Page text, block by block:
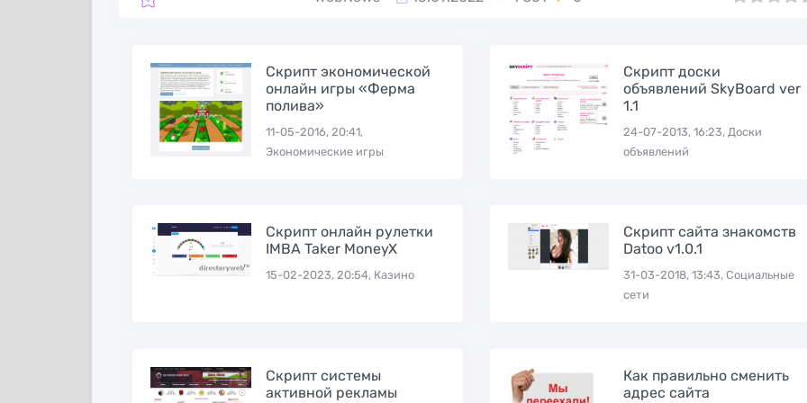
Cкрипт экономической
онлайн игры «Ферма
полива»
11-05-2016, 20:41,
Экономические игры
Скрипт доски
объявлений SkyBoard ver
1.1
24-07-2013, 16:23, Доски
объявлений
Скрипт онлайн рулетки
IMBA Taker MoneyX
15-02-2023, 20:54, Казино
Скрипт сайта знакомств
Datoo v1.0.1
31-03-2018, 13:43, Социальные
сети
Скрипт системы
активной рекламы
Как правильно сменить
адрес сайта
рассылки и
безопасная работа
Скрипт